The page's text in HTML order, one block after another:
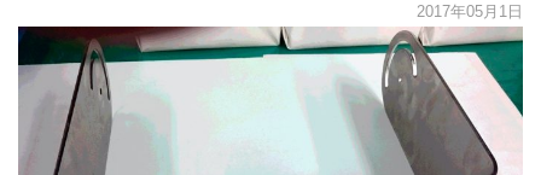
2017年05月1日